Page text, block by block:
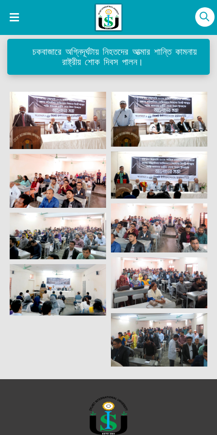
চকবাজারে অগ্নিদূর্ঘটায় নিহতদের আত্মার শান্তি কামনায়
রাষ্ট্রীয় শোক দিবস পালন।